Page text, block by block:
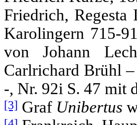
Friedrich,
Karolingern 715-
von Johann
Carlrichard Brühl
-, Nr. 92i S. 47 mit
[3] Graf Unibertus